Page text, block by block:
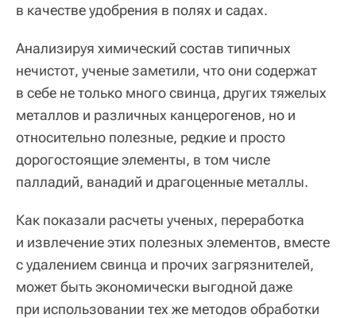
в качестве удобрения в полях и садах.
Анализируя химический состав типичных
нечистот, ученые заметили, что они содержат
в себе не только много свинца, других тяжелых
металлов и различных канцерогенов, но и
относительно полезные, редкие и просто
дорогостоящие элементы, в том числе
палладий, ванадий и драгоценные металлы.
Как показали расчеты ученых, переработка
и извлечение этих полезных элементов, вместе
с удалением свинца и прочих загрязнителей,
может быть экономически выгодной даже
при использовании тех же методов обработки